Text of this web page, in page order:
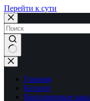
Перейти к сути
Ничего
не
найденоГлавная
Каталог
Выполненные